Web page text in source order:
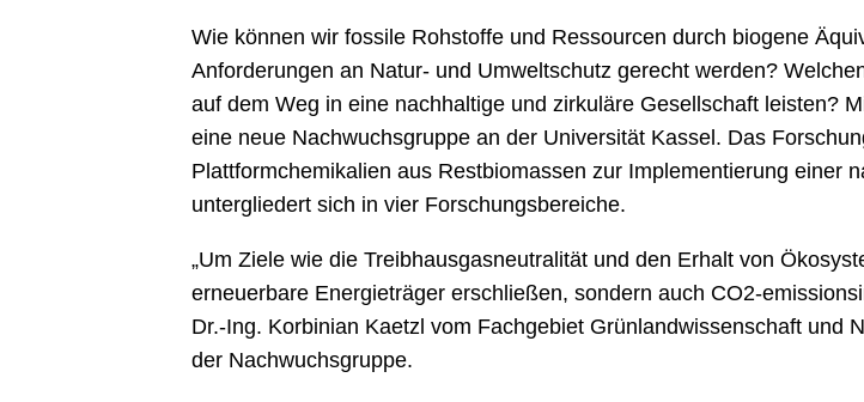
Wie können wir fossile Rohstoffe und Ressourcen durch biogene
Anforderungen an Natur- und Umweltschutz gerecht werden?
auf dem Weg in eine nachhaltige und zirkuläre Gesellschaft leisten?
eine neue Nachwuchsgruppe an der Universität Kassel. Das
Plattformchemikalien aus Restbiomassen zur Implementierung einer
untergliedert sich in vier Forschungsbereiche.
„Um Ziele wie die Treibhausgasneutralität und den Erhalt von
erneuerbare Energieträger erschließen, sondern auch CO2-
Dr.-Ing. Korbinian Kaetzl vom Fachgebiet Grünlandwissenschaft und
der Nachwuchsgruppe.